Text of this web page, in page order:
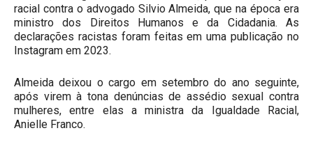
racial contra o advogado Silvio Almeida, que na época era
ministro dos Direitos Humanos e da Cidadania. As
declarações racistas foram feitas em uma publicação no
Instagram em 2023.
Almeida deixou o cargo em setembro do ano seguinte,
após virem à tona denúncias de assédio sexual contra
mulheres, entre elas a ministra da Igualdade Racial,
Anielle Franco.